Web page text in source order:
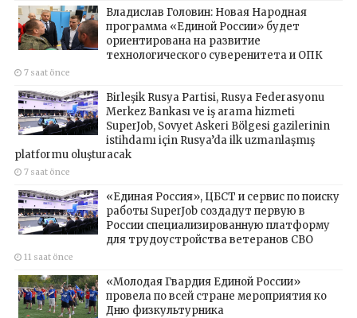
Владислав Головин: Новая Народная
программа «Единой России» будет
ориентирована на развитие
технологического суверенитета и ОПК
7 saat önce
Birleşik Rusya Partisi, Rusya Federasyonu
Merkez Bankası ve iş arama hizmeti
SuperJob, Sovyet Askeri Bölgesi gazilerinin
istihdamı için Rusya’da ilk uzmanlaşmış
platformu oluşturacak
7 saat önce
«Единая Россия», ЦБСТ и сервис по поиску
работы SuperJob создадут первую в
России специализированную платформу
для трудоустройства ветеранов СВО
11 saat önce
«Молодая Гвардия Единой России»
провела по всей стране мероприятия ко
Дню физкультурника